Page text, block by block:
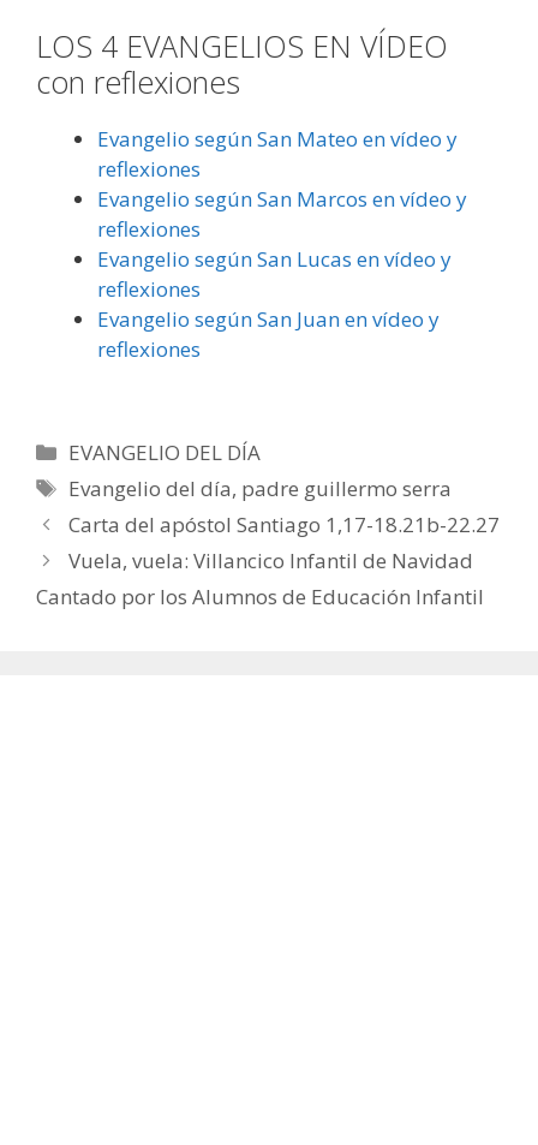
LOS 4 EVANGELIOS EN VÍDEO
con reflexiones
Evangelio según San Mateo en vídeo y
reflexiones
Evangelio según San Marcos en vídeo y
reflexiones
Evangelio según San Lucas en vídeo y
reflexiones
Evangelio según San Juan en vídeo y
reflexiones
Categorías
EVANGELIO DEL DÍA
Etiquetas
Evangelio del día, padre guillermo serra
Carta del apóstol Santiago 1,17-18.21b-22.27
Vuela, vuela: Villancico Infantil de Navidad
Cantado por los Alumnos de Educación Infantil